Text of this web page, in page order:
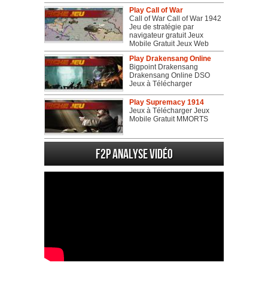
Play Call of War
Call of War Call of War 1942
Jeu de stratégie par
navigateur gratuit Jeux
Mobile Gratuit Jeux Web
Play Drakensang Online
Bigpoint Drakensang
Drakensang Online DSO
Jeux à Télécharger
Play Supremacy 1914
Jeux à Télécharger Jeux
Mobile Gratuit MMORTS
F2P Analyse vidéo